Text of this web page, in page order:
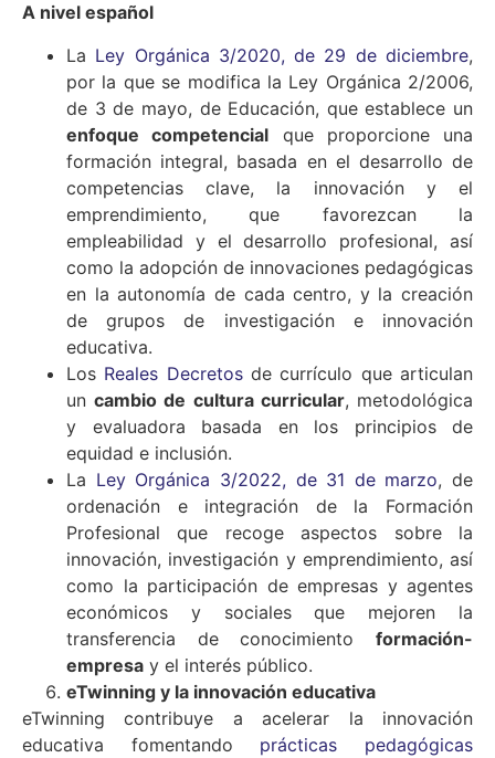
A nivel español
La Ley Orgánica 3/2020, de 29 de diciembre,
por la que se modifica la Ley Orgánica 2/2006,
de 3 de mayo, de Educación, que establece un
enfoque competencial que proporcione una
formación integral, basada en el desarrollo de
competencias clave, la innovación y el
emprendimiento, que favorezcan la
empleabilidad y el desarrollo profesional, así
como la adopción de innovaciones pedagógicas
en la autonomía de cada centro, y la creación
de grupos de investigación e innovación
educativa.
Los Reales Decretosde currículo que articulan
uncambio de cultura curricular, metodológica
y evaluadora basada en los principios de
equidad e inclusión.
La Ley Orgánica 3/2022, de 31 de marzo, de
ordenación e integración de la Formación
Profesional que recoge aspectos sobre la
innovación, investigación y emprendimiento, así
como la participación de empresas y agentes
económicos y sociales que mejoren la
transferencia de conocimiento formación-
empresa y el interés público.
eTwinning y la innovación educativa
eTwinning contribuye a acelerar la innovación
educativa fomentando prácticas pedagógicas